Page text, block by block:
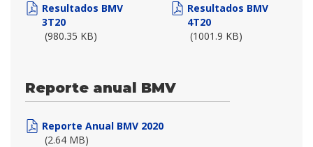
Resultados BMV
3T20
(980.35 KB)
Resultados BMV
4T20
(1001.9 KB)
Reporte anual BMV
Reporte Anual BMV 2020
(2.64 MB)